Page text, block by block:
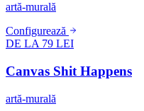
artă-murală
Configurează
DE LA 79 LEI
Canvas Shit Happens
artă-murală